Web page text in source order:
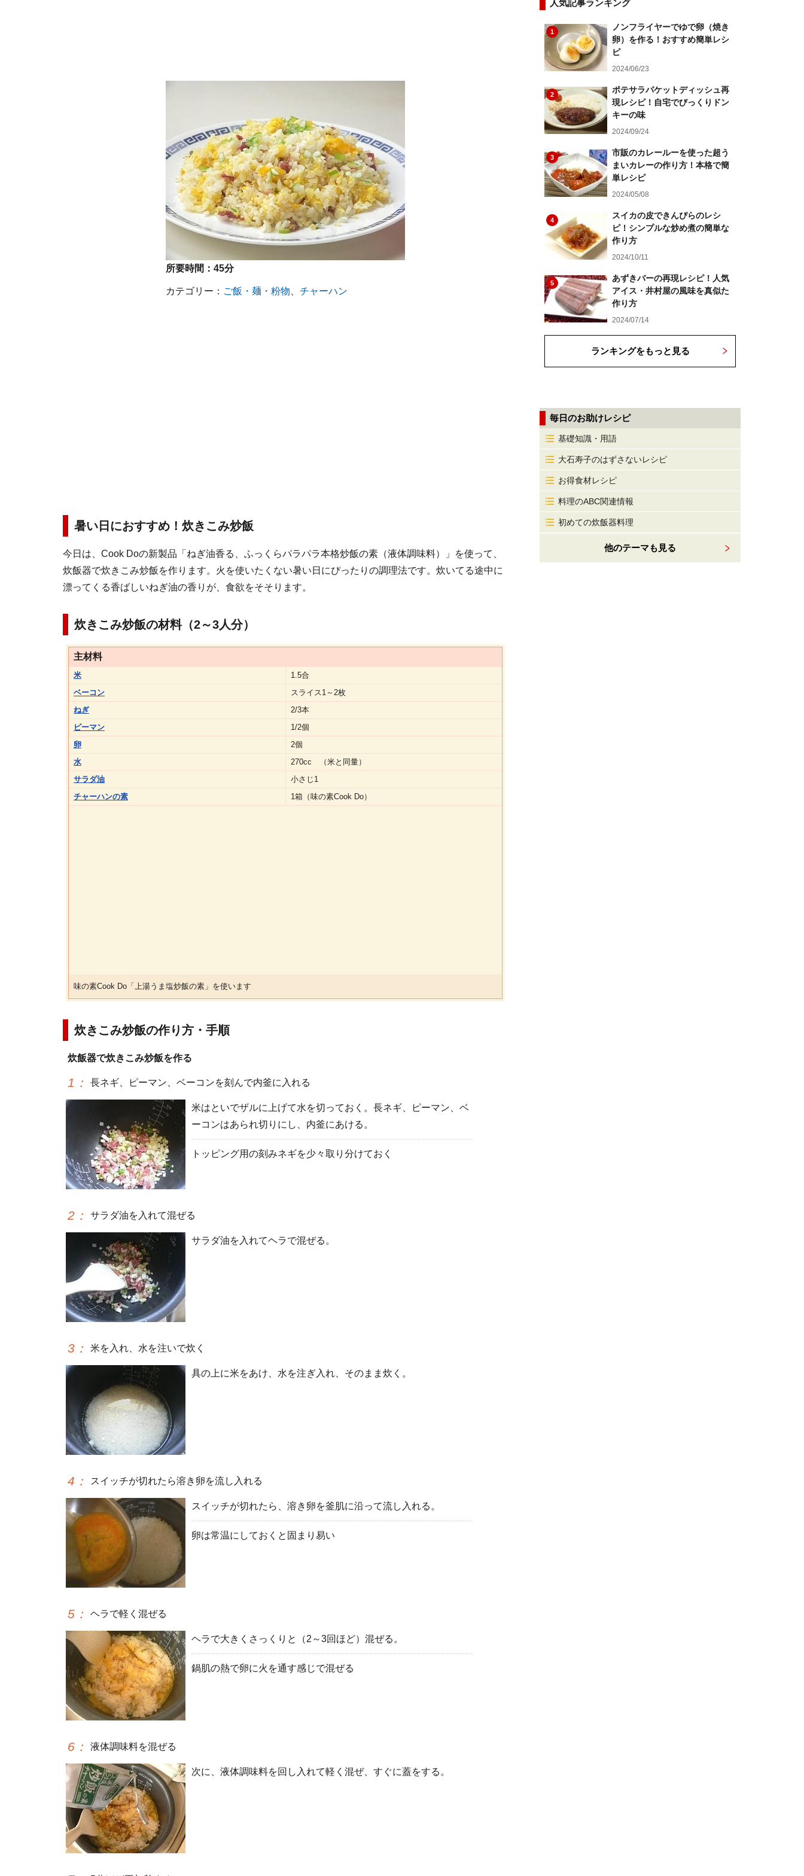
所要時間： 45分
カテゴリー： ご飯・麺・粉物 チャーハン
暑い日におすすめ！炊きこみ炒飯
今日は、Cook Doの新製品「ねぎ油香る、ふっくらパラパラ本格炒飯の素（液体調味料）」を使って、
炊飯器で炊きこみ炒飯を作ります。火を使いたくない暑い日にぴったりの調理法です。炊いてる途中に
漂ってくる香ばしいねぎ油の香りが、食欲をそそります。
炊きこみ炒飯の材料（2～3人分）
主材料
米
1.5合
ベーコン
スライス1～2枚
ねぎ
2/3本
ピーマン
1/2個
卵
2個
水
270cc （米と同量）
サラダ油
小さじ1
チャーハンの素
1箱（味の素Cook Do）
味の素Cook Do「上湯うま塩炒飯の素」を使います
炊きこみ炒飯の作り方・手順
炊飯器で炊きこみ炒飯を作る
1 ： 長ネギ、ピーマン、ベーコンを刻んで内釜に入れる
米はといでザルに上げて水を切っておく。長ネギ、ピーマン、ベ
ーコンはあられ切りにし、内釜にあける。
トッピング用の刻みネギを少々取り分けておく
2 ： サラダ油を入れて混ぜる
サラダ油を入れてヘラで混ぜる。
3 ： 米を入れ、水を注いで炊く
具の上に米をあけ、水を注ぎ入れ、そのまま炊く。
4 ： スイッチが切れたら溶き卵を流し入れる
スイッチが切れたら、溶き卵を釜肌に沿って流し入れる。
卵は常温にしておくと固まり易い
5 ： ヘラで軽く混ぜる
ヘラで大きくさっくりと（2～3回ほど）混ぜる。
鍋肌の熱で卵に火を通す感じで混ぜる
6 ： 液体調味料を混ぜる
次に、液体調味料を回し入れて軽く混ぜ、すぐに蓋をする。
人気記事ランキング
1
ノンフライヤーでゆで卵（焼き
卵）を作る！おすすめ簡単レシ
ピ
2024/06/23
2
ポテサラパケットディッシュ再
現レシピ！自宅でびっくりドン
キーの味
2024/09/24
3
市販のカレールーを使った超う
まいカレーの作り方！本格で簡
単レシピ
2024/05/08
4
スイカの皮できんぴらのレシ
ピ！シンプルな炒め煮の簡単な
作り方
2024/10/11
5
あずきバーの再現レシピ！人気
アイス・井村屋の風味を真似た
作り方
2024/07/14
ランキングをもっと見る
毎日のお助けレシピ
基礎知識・用語
大石寿子のはずさないレシピ
お得食材レシピ
料理のABC関連情報
初めての炊飯器料理
他のテーマも見る